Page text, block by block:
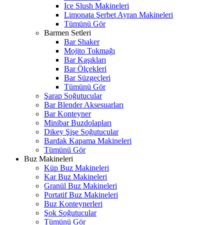
Ice Slush Makineleri
Limonata Şerbet Ayran Makineleri
Tümünü Gör
Barmen Setleri
Bar Shaker
Mojito Tokmağı
Bar Kaşıkları
Bar Ölçekleri
Bar Süzgeçleri
Tümünü Gör
Şarap Soğutucular
Bar Blender Aksesuarları
Bar Konteyner
Minibar Buzdolapları
Dikey Şişe Soğutucular
Bardak Kapama Makineleri
Tümünü Gör
Buz Makineleri
Küp Buz Makineleri
Kar Buz Makineleri
Granül Buz Makineleri
Portatif Buz Makineleri
Buz Konteynerleri
Şok Soğutucular
Tümünü Gör